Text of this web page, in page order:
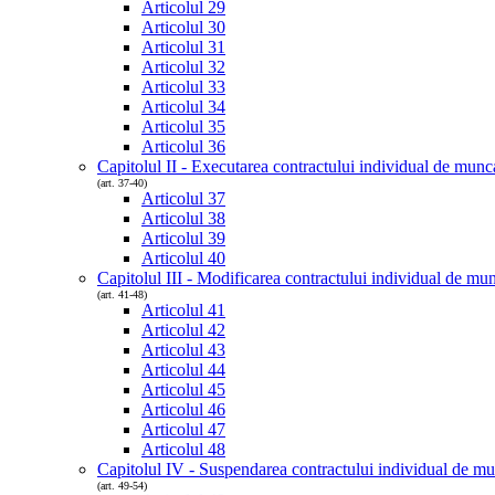
Articolul 29
Articolul 30
Articolul 31
Articolul 32
Articolul 33
Articolul 34
Articolul 35
Articolul 36
Capitolul II - Executarea contractului individual de
(art. 37-40)
Articolul 37
Articolul 38
Articolul 39
Articolul 40
Capitolul III - Modificarea contractului individual de
(art. 41-48)
Articolul 41
Articolul 42
Articolul 43
Articolul 44
Articolul 45
Articolul 46
Articolul 47
Articolul 48
Capitolul IV - Suspendarea contractului individual de
(art. 49-54)